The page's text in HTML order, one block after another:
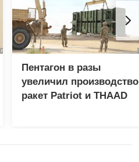
Пентагон в разы
увеличил производство
ракет Patriot и THAAD